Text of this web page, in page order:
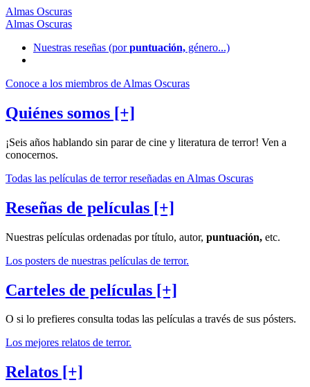
Almas Oscuras
Almas Oscuras
Nuestras reseñas (porpuntuación, género...)
Conoce a los miembros de Almas Oscuras
Quiénes somos [+]
¡Seis años hablando sin parar de cine y literatura de terror! Ven a
conocernos.
Todas las películas de terror reseñadas en Almas Oscuras
Reseñas de películas [+]
Nuestras películas ordenadas por título, autor, puntuación, etc.
Los posters de nuestras películas de terror.
Carteles de películas [+]
O si lo prefieres consulta todas las películas a través de sus pósters.
Los mejores relatos de terror.
Relatos [+]